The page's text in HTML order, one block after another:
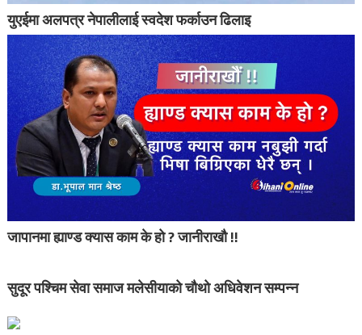
युएईमा अलपत्र नेपालीलाई स्वदेश फर्काउन ढिलाइ
जापानमा ह्याण्ड क्यास काम के हो ? जानीराखौ !!
सुदूर पश्चिम सेवा समाज मलेसीयाको चौथो अधिवेशन सम्पन्न